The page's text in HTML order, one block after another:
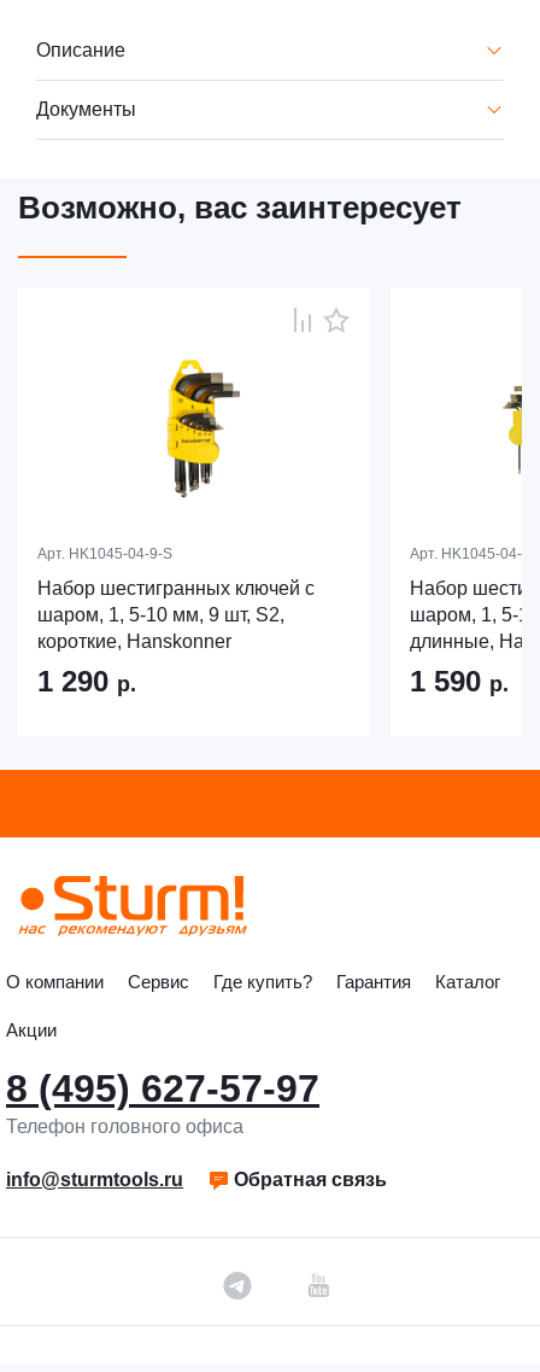
Описание
Документы
Возможно, вас заинтересует
Арт. HK1045-04-9-S
Набор шестигранных ключей с
шаром, 1, 5-10 мм, 9 шт, S2,
короткие, Hanskonner
1 290 р.
Арт. HK1045-04-9-
Набор
шаром, 1, 5-
длинные,
1 590 р.
О компании Сервис Где купить? Гарантия Каталог
Акции
8 (495) 627-57-97
Телефон головного офиса
info@sturmtools.ru Обратная связь